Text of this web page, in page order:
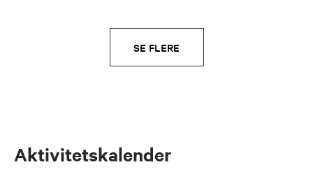
SE FLERE
Aktivitetskalender